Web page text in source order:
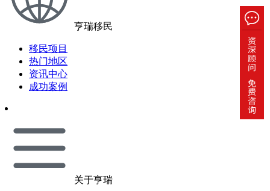
亨瑞移民
移民项目
热门地区
资讯中心
成功案例
关于亨瑞